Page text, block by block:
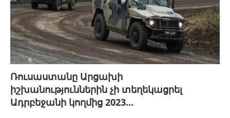
Ռուսաստանը Արցախի
իշխանություններին չի տեղեկացրել
Ադրբեջանի կողմից 2023...